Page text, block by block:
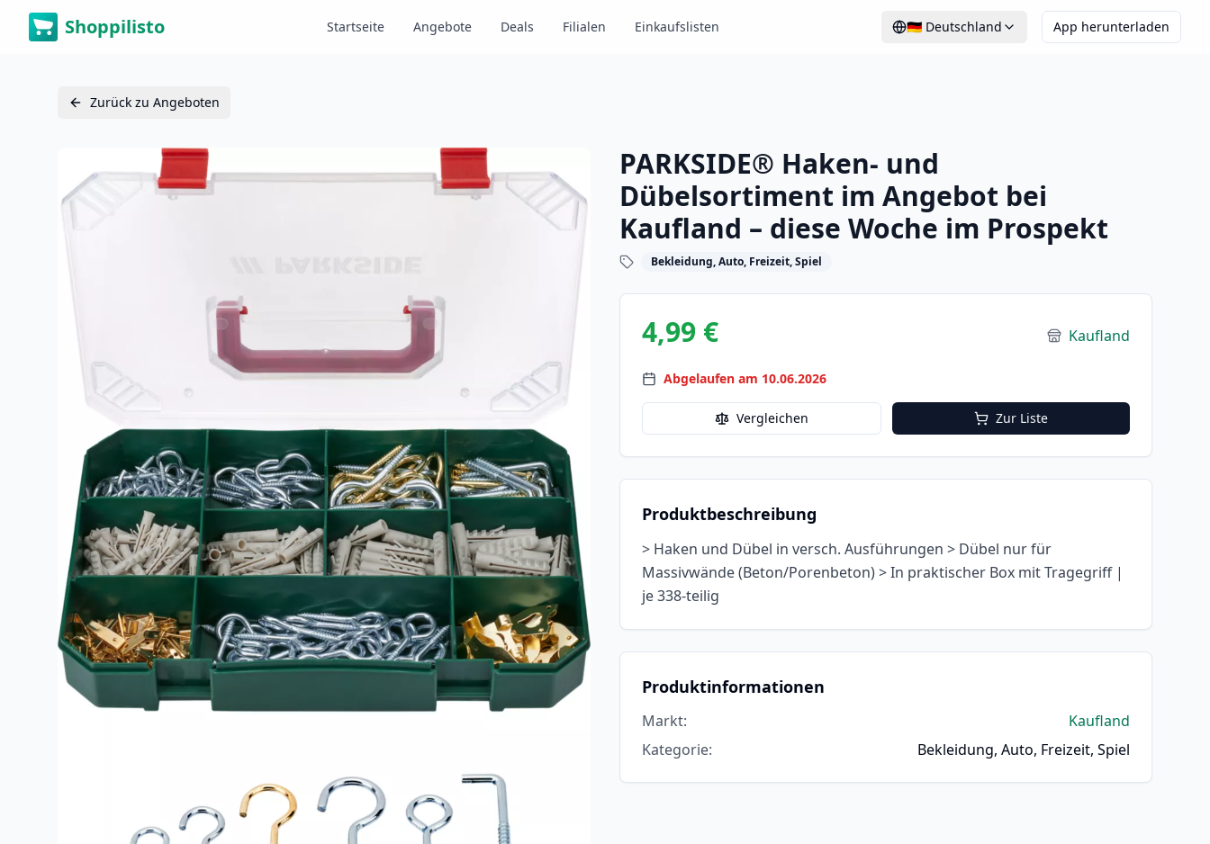
Shoppilisto Startseite Angebote Deals Filialen Einkaufslisten 🇩🇪 Deutschland App herunterladen
Zurück zu Angeboten
PARKSIDE® Haken- und
Dübelsortiment im Angebot bei
Kaufland – diese Woche im Prospekt
Bekleidung, Auto, Freizeit, Spiel
4,99 € Kaufland
Abgelaufen am 10.06.2026
Vergleichen Zur Liste
Produktbeschreibung
> Haken und Dübel in versch. Ausführungen > Dübel nur für
Massivwände (Beton/Porenbeton) > In praktischer Box mit Tragegriff |
je 338-teilig
Produktinformationen
Markt:
Kaufland
Kategorie: Bekleidung, Auto, Freizeit, Spiel